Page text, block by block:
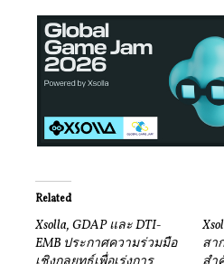
Related
Xsolla, GDAP และ DTI-
EMB ประกาศความร่วมมือ
สา